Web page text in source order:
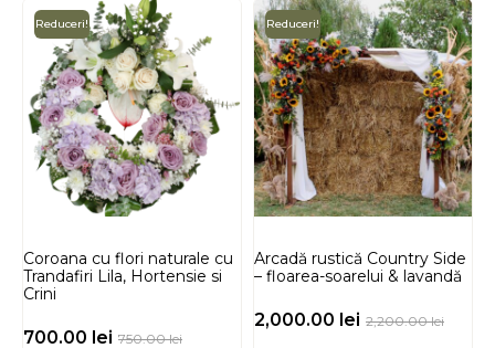
Reduceri!
Coroana cu flori naturale cu
Trandafiri Lila, Hortensie si
Crini
750.00lei
700.00 lei
Reduceri!
Arcadă rustică Country Side
– floarea-soarelui & lavandă
2,200.00lei
2,000.00 lei